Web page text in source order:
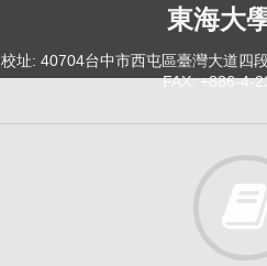
114-2
東海大
校址: 40704台中市西屯區臺灣大道四
FAX: +886-4-